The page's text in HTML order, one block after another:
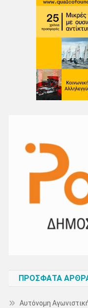
ΠΡΌΣΦΑΤΑ
Αυτόνομη